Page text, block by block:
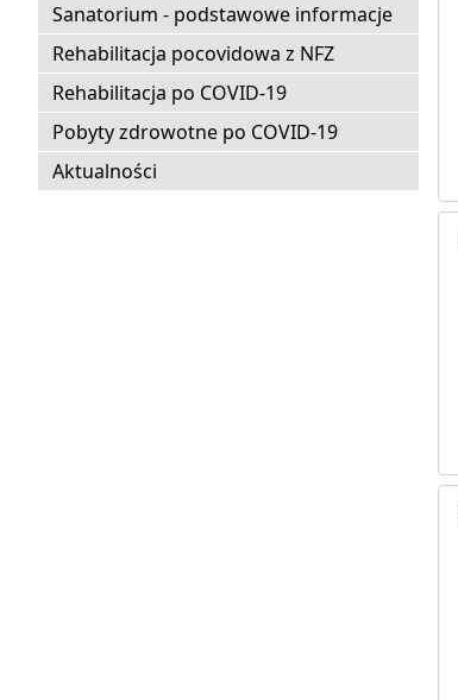
Sanatorium - podstawowe informacje
Rehabilitacja pocovidowa z NFZ
Rehabilitacja po COVID-19
Pobyty zdrowotne po COVID-19
Aktualności